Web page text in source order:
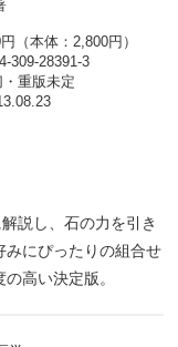
（本体：2,800円）
309-28391-3
重版未定
説し、石の力を引き
みにぴったりの組合せ
高い決定版。